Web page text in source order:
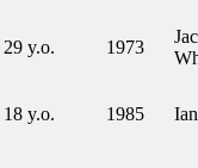
29 y.o. 1973
18 y.o. 1985